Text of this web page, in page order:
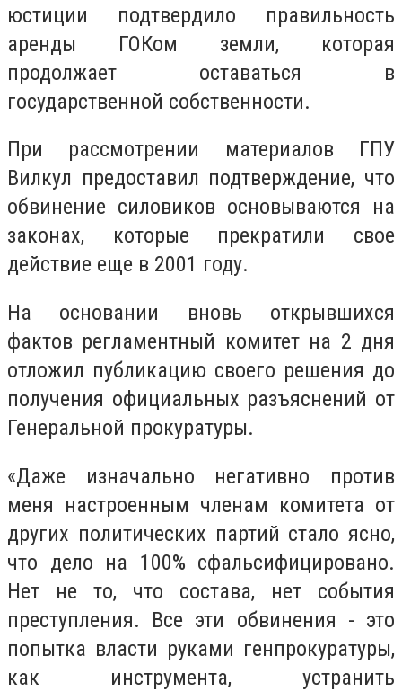
юстиции подтвердило правильность
аренды ГОКом земли, которая
продолжает оставаться в
государственной собственности.
При рассмотрении материалов ГПУ
Вилкул предоставил подтверждение, что
обвинение силовиков основываются на
законах, которые прекратили свое
действие еще в 2001 году.
На основании вновь открывшихся
фактов регламентный комитет на 2 дня
отложил публикацию своего решения до
получения официальных разъяснений от
Генеральной прокуратуры.
«Даже изначально негативно против
меня настроенным членам комитета от
других политических партий стало ясно,
что дело на 100% сфальсифицировано.
Нет не то, что состава, нет события
преступления. Все эти обвинения - это
попытка власти руками генпрокуратуры,
как инструмента, устранить